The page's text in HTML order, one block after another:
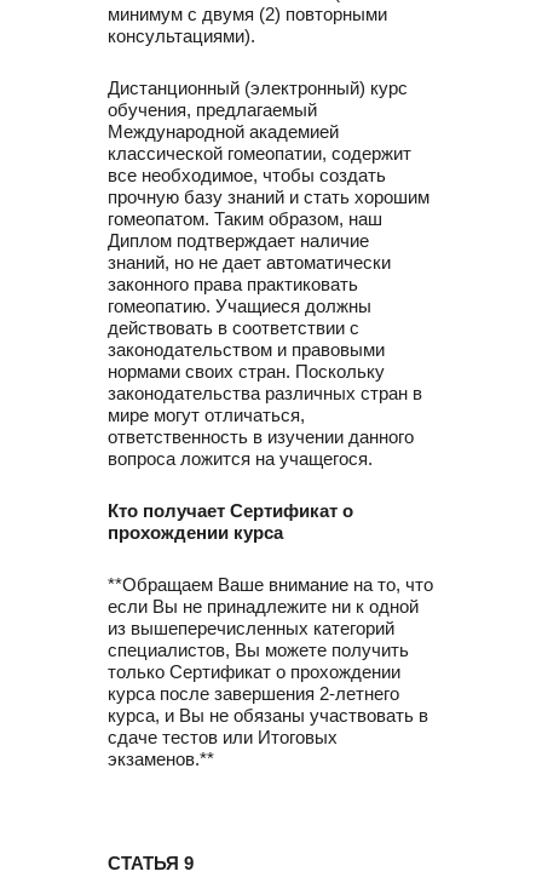
минимум с двумя (2) повторными
консультациями).
Дистанционный (электронный) курс
обучения, предлагаемый
Международной академией
классической гомеопатии, содержит
все необходимое, чтобы создать
прочную базу знаний и стать хорошим
гомеопатом. Таким образом, наш
Диплом подтверждает наличие
знаний, но не дает автоматически
законного права практиковать
гомеопатию. Учащиеся должны
действовать в соответствии с
законодательством и правовыми
нормами своих стран. Поскольку
законодательства различных стран в
мире могут отличаться,
ответственность в изучении данного
вопроса ложится на учащегося.
Кто получает Сертификат о
прохождении курса
**Обращаем Ваше внимание на то, что
если Вы не принадлежите ни к одной
из вышеперечисленных категорий
специалистов, Вы можете получить
только Сертификат о прохождении
курса после завершения 2-летнего
курса, и Вы не обязаны участвовать в
сдаче тестов или Итоговых
экзаменов.**
СТАТЬЯ 9